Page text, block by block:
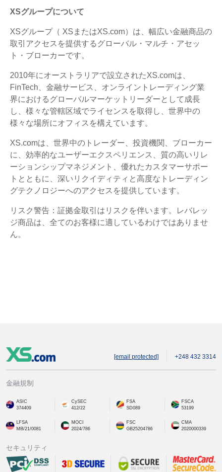
XSグループについて
XSグループ（ XSまたはXS.com）は、幅広い金融商品の
取引アクセスを提供するグローバル・マルチ・アセッ
ト・ブローカーです。
2010年にオーストラリアで設立されたXS.comは、
FinTech、金融サービス、オンライントレーディング業
界におけるグローバルマーケットリーダーとして成長
し、様々な管轄区域でライセンスを取得し、世界中の
様々な場所にオフィスを構えています。
XS.comは、世界中のトレーダー、投資機関、ブローカー
に、効率的なユーザーエクスペリエンス、質の高いリレ
ーションシップマネジメント、優れたカスタマーサポー
トとともに、深いリクイディティと高度なトレーディン
グテクノロジーへのアクセスを提供しています。
リスク警告：証拠金取引はリスクを伴います。レバレッ
ジ商品は、全てのお客様に適しているわけではありませ
ん。
[email protected] +248 432 3314
金融規制
ASIC
374409
CySEC
412/22
FSA
SD089
FSCA
53199
LFSA
MB/21/0081
MOCI
2024/786
FSC
GB25204786
CMA
2020000339
セキュリティ